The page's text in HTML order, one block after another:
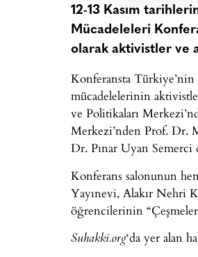
12-13 Kasım
Mücadeleleri
olarak aktivistler ve
Konferansta
mücadelelerinin
ve Politikaları
Merkezi’nden Prof. Dr.
Dr. Pınar Uyan Semerci
Konferans salonunun
Yayınevi, Alakır Nehri
öğrencilerinin
Suhakki.org‘da yer alan